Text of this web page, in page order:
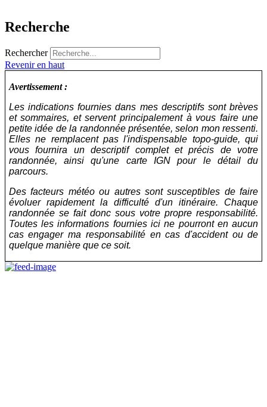
Recherche
Rechercher
Revenir en haut
Avertissement :
Les indications fournies dans mes descriptifs sont brèves
et sommaires, et servent principalement à vous faire une
petite idée de la randonnée présentée, selon mon ressenti.
Elles ne remplacent pas l'indispensable topo-guide, qui
vous fournira un descriptif complet et précis de votre
randonnée, ainsi qu'une carte IGN pour le détail du
parcours.
Des facteurs météo ou autres sont susceptibles de faire
évoluer rapidement la difficulté d'un itinéraire. Chaque
randonnée se fait donc sous votre propre responsabilité.
Toutes les informations fournies ici ne pourront en aucun
cas engager ma responsabilité en cas d'accident ou de
quelque manière que ce soit.